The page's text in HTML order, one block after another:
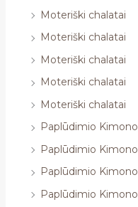
Moteriški chalatai
Moteriški chalatai
Moteriški chalatai
Moteriški chalatai
Moteriški chalatai
Paplūdimio Kimono
Paplūdimio Kimono
Paplūdimio Kimono
Paplūdimio Kimono